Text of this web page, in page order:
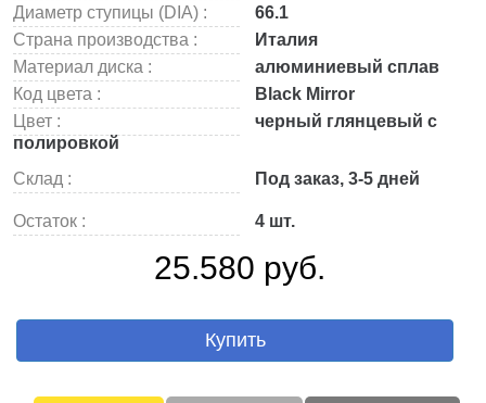
Диаметр ступицы (DIA) :
66.1
Страна производства :
Италия
Материал диска :
алюминиевый сплав
Код цвета :
Black Mirror
Цвет :
черный глянцевый с
полировкой
Склад :
Под заказ, 3-5 дней
Остаток : 4 шт.
25.580 руб.
Купить